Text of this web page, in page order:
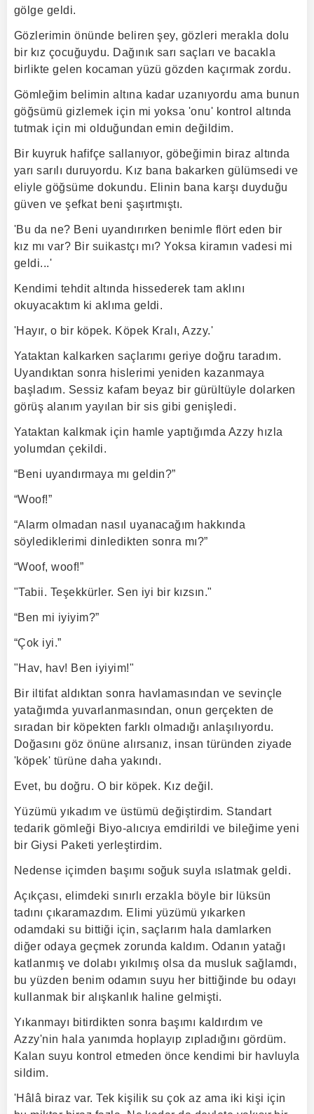
gölge geldi.
Gözlerimin önünde beliren şey, gözleri merakla dolu
bir kız çocuğuydu. Dağınık sarı saçları ve bacakla
birlikte gelen kocaman yüzü gözden kaçırmak zordu.
Gömleğim belimin altına kadar uzanıyordu ama bunun
göğsümü gizlemek için mi yoksa 'onu' kontrol altında
tutmak için mi olduğundan emin değildim.
Bir kuyruk hafifçe sallanıyor, göbeğimin biraz altında
yarı sarılı duruyordu. Kız bana bakarken gülümsedi ve
eliyle göğsüme dokundu. Elinin bana karşı duyduğu
güven ve şefkat beni şaşırtmıştı.
'Bu da ne? Beni uyandırırken benimle flört eden bir
kız mı var? Bir suikastçı mı? Yoksa kiramın vadesi mi
geldi...'
Kendimi tehdit altında hissederek tam aklını
okuyacaktım ki aklıma geldi.
'Hayır, o bir köpek. Köpek Kralı, Azzy.'
Yataktan kalkarken saçlarımı geriye doğru taradım.
Uyandıktan sonra hislerimi yeniden kazanmaya
başladım. Sessiz kafam beyaz bir gürültüyle dolarken
görüş alanım yayılan bir sis gibi genişledi.
Yataktan kalkmak için hamle yaptığımda Azzy hızla
yolumdan çekildi.
“Beni uyandırmaya mı geldin?”
“Woof!”
“Alarm olmadan nasıl uyanacağım hakkında
söylediklerimi dinledikten sonra mı?”
“Woof, woof!”
"Tabii. Teşekkürler. Sen iyi bir kızsın."
“Ben mi iyiyim?”
“Çok iyi.”
"Hav, hav! Ben iyiyim!"
Bir iltifat aldıktan sonra havlamasından ve sevinçle
yatağımda yuvarlanmasından, onun gerçekten de
sıradan bir köpekten farklı olmadığı anlaşılıyordu.
Doğasını göz önüne alırsanız, insan türünden ziyade
'köpek' türüne daha yakındı.
Evet, bu doğru. O bir köpek. Kız değil.
Yüzümü yıkadım ve üstümü değiştirdim. Standart
tedarik gömleği Biyo-alıcıya emdirildi ve bileğime yeni
bir Giysi Paketi yerleştirdim.
Nedense içimden başımı soğuk suyla ıslatmak geldi.
Açıkçası, elimdeki sınırlı erzakla böyle bir lüksün
tadını çıkaramazdım. Elimi yüzümü yıkarken
odamdaki su bittiği için, saçlarım hala damlarken
diğer odaya geçmek zorunda kaldım. Odanın yatağı
katlanmış ve dolabı yıkılmış olsa da musluk sağlamdı,
bu yüzden benim odamın suyu her bittiğinde bu odayı
kullanmak bir alışkanlık haline gelmişti.
Yıkanmayı bitirdikten sonra başımı kaldırdım ve
Azzy'nin hala yanımda hoplayıp zıpladığını gördüm.
Kalan suyu kontrol etmeden önce kendimi bir havluyla
sildim.
'Hâlâ biraz var. Tek kişilik su çok az ama iki kişi için